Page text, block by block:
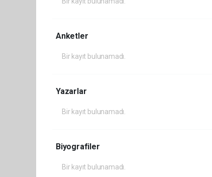
Anketler
Bir kayıt bulunamadı.
Yazarlar
Bir kayıt bulunamadı.
Biyografiler
Bir kayıt bulunamadı.